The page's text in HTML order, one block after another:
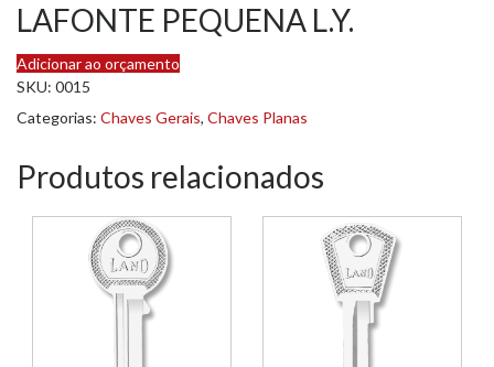
LAFONTE PEQUENA L.Y.
Adicionar ao orçamento
SKU: 0015
Categorias: Chaves Gerais, Chaves Planas
Produtos relacionados